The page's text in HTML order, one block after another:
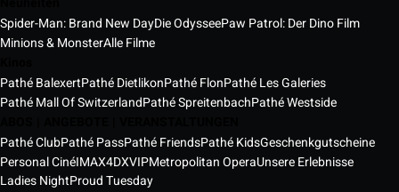
Spider-Man: Brand New DayDie OdysseePaw Patrol: Der Dino Film
Minions & MonsterAlle Filme
Pathé BalexertPathé DietlikonPathé FlonPathé Les Galeries
Pathé Mall Of SwitzerlandPathé SpreitenbachPathé Westside
Pathé ClubPathé PassPathé FriendsPathé KidsGeschenkgutscheine
Personal CinéIMAX4DXVIPMetropolitan OperaUnsere Erlebnisse
Ladies NightProud Tuesday